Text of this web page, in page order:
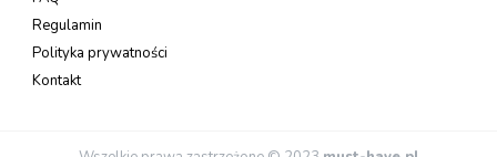
Regulamin
Polityka prywatności
Kontakt